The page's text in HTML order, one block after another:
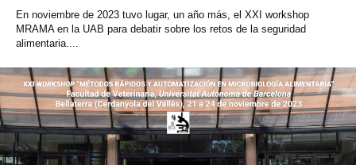
En noviembre de 2023 tuvo lugar, un año más, el XXI workshop
MRAMA en la UAB para debatir sobre los retos de la seguridad
alimentaria....